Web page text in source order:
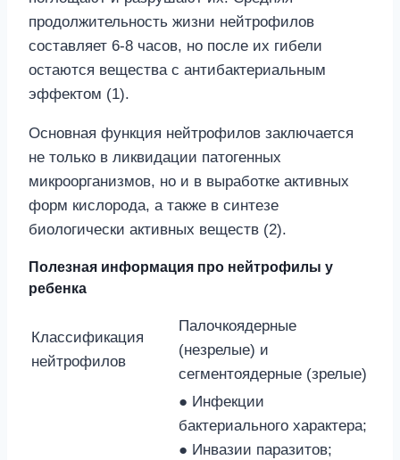
продолжительность жизни нейтрофилов
составляет 6-8 часов, но после их гибели
остаются вещества с антибактериальным
эффектом (1).
Основная функция нейтрофилов заключается
не только в ликвидации патогенных
микроорганизмов, но и в выработке активных
форм кислорода, а также в синтезе
биологически активных веществ (2).
Полезная информация про нейтрофилы у
ребенка
Классификация
нейтрофилов
Палочкоядерные
(незрелые) и
сегментоядерные (зрелые)
● Инфекции
бактериального характера;
● Инвазии паразитов;